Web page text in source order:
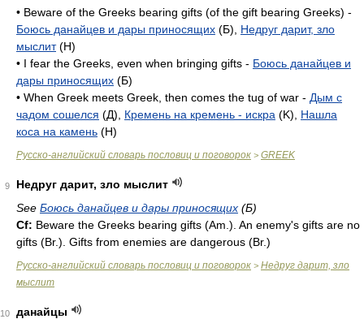
• Beware of the Greeks bearing gifts (of the gift bearing Greeks) -
Боюсь данайцев и дары приносящих (Б), Недруг дарит, зло
мыслит(H)
• I fear the Greeks, even when bringing gifts - Боюсь данайцев и
дары приносящих (Б)
• When Greek meets Greek, then comes the tug of war - Дым с
чадом сошелся (Д), Кремень на кремень - искра (K), Нашла
коса на камень (H)
Русско-английский словарь пословиц и поговорок > GREEK
9
Недруг дарит, зло мыслит
See Боюсь данайцев и дары приносящих (Б)
Cf: Beware the Greeks bearing gifts (Am. ). An enemy's gifts are no
gifts (Br.). Gifts from enemies are dangerous (Br.)
Русско-английский словарь пословиц и поговорок > Недруг дарит, зло
мыслит
10
данайцы